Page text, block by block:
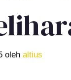
oleh altius